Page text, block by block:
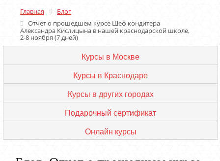
Главная
Блог
Отчет о прошедшем курсе Шеф кондитера
Александра Кислицына в нашей краснодарской школе,
2-8 ноября (7 дней)
Курсы в Москве
Курсы в Краснодаре
Курсы в других городах
Подарочный сертификат
Онлайн курсы